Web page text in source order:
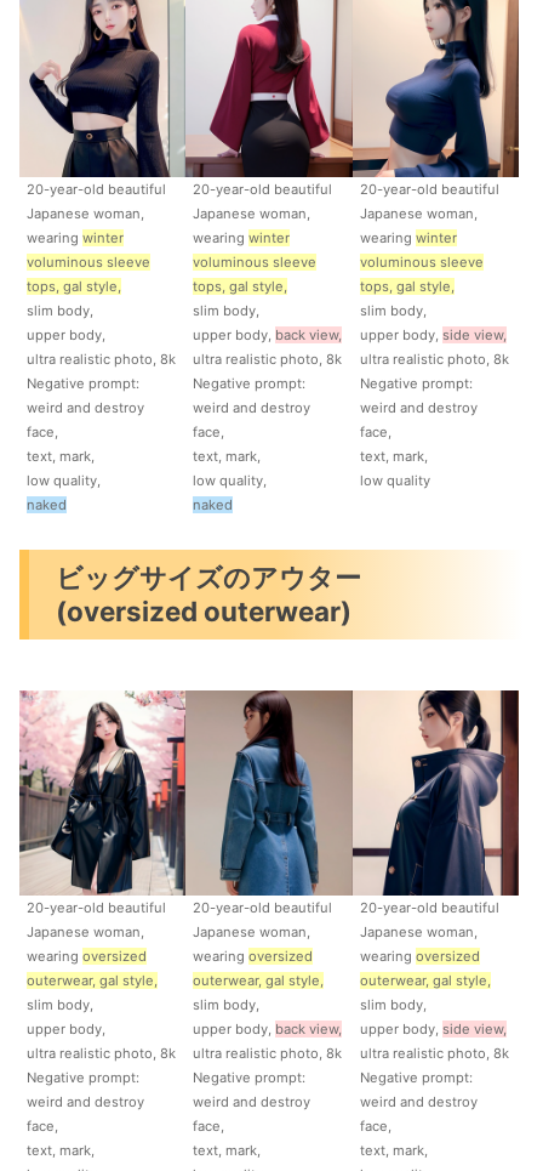
20-year-old beautiful
Japanese woman,
wearing winter
voluminous sleeve
tops, gal style,
slim body,
upper body,
ultra realistic photo, 8k
Negative prompt:
weird and destroy
face,
text, mark,
low quality,
naked
20-year-old beautiful
Japanese woman,
wearingwinter
voluminous sleeve
tops, gal style,
slim body,
upper body, back view,
ultra realistic photo, 8k
Negative prompt:
weird and destroy
face,
text, mark,
low quality,
naked
20-year-old beautiful
Japanese woman,
wearing winter
voluminous sleeve
tops, gal style,
slim body,
upper body, side view,
ultra realistic photo, 8k
Negative prompt:
weird and destroy
face,
text, mark,
low quality
ビッグサイズのアウター
(oversized outerwear)
20-year-old beautiful
Japanese woman,
wearing oversized
outerwear, gal style,
slim body,
upper body,
ultra realistic photo, 8k
Negative prompt:
weird and destroy
face,
text, mark,
20-year-old beautiful
Japanese woman,
wearingoversized
outerwear, gal style,
slim body,
upper body, back view,
ultra realistic photo, 8k
Negative prompt:
weird and destroy
face,
text, mark,
20-year-old beautiful
Japanese woman,
wearing oversized
outerwear, gal style,
slim body,
upper body, side view,
ultra realistic photo, 8k
Negative prompt:
weird and destroy
face,
text, mark,